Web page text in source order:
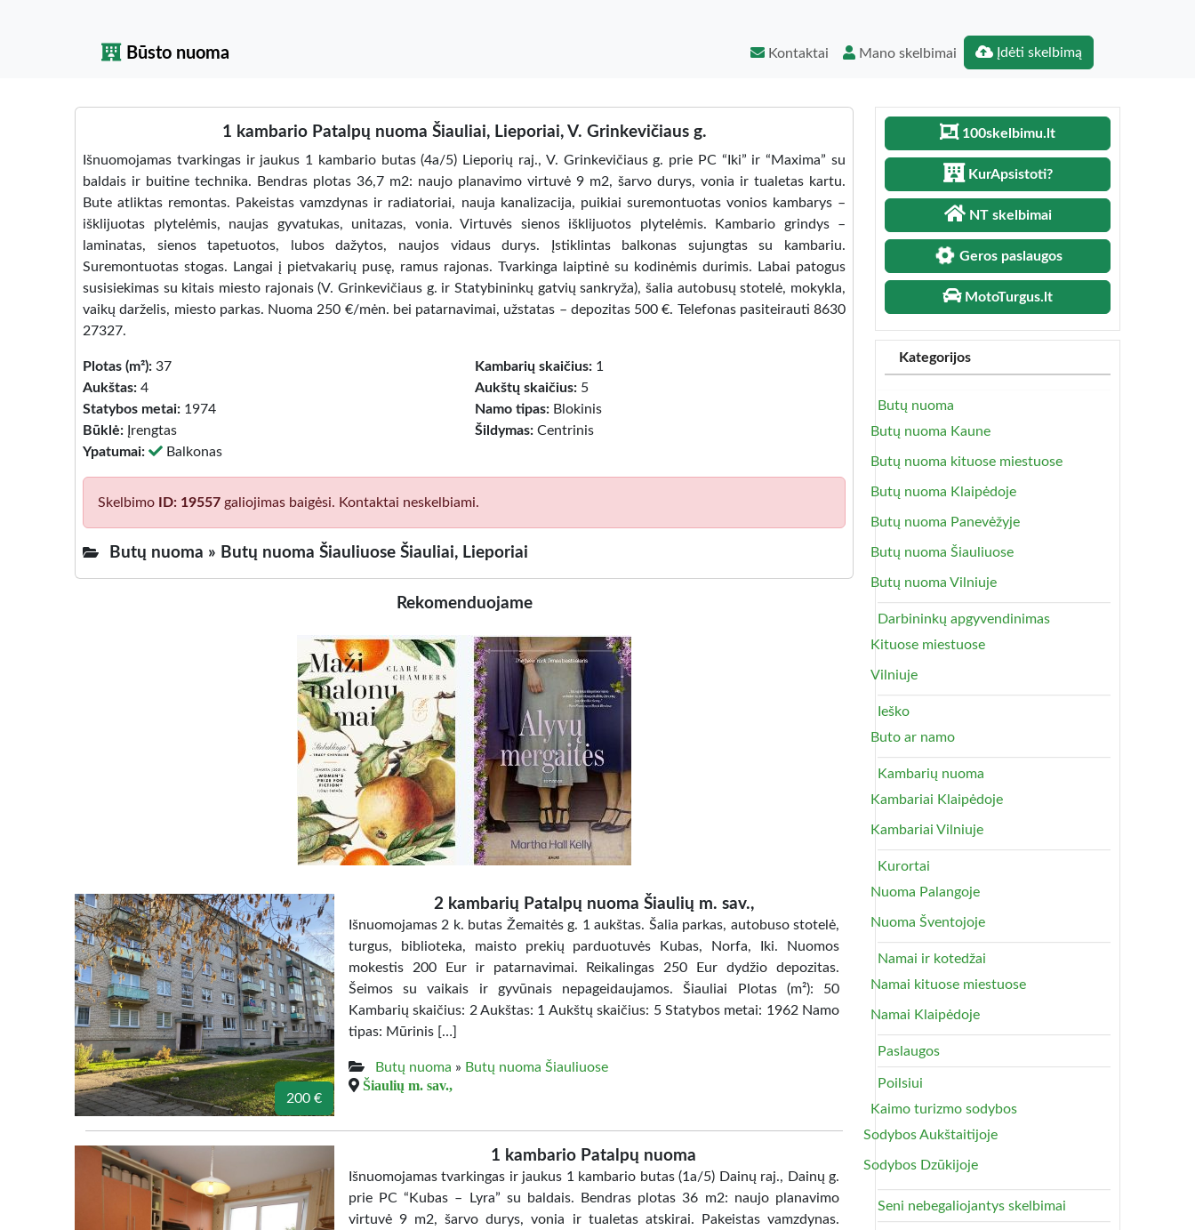
Būsto nuoma Kontaktai Mano skelbimai Įdėti skelbimą
1 kambario Patalpų nuoma Šiauliai, Lieporiai, V. Grinkevičiaus g.
Išnuomojamas tvarkingas ir jaukus 1 kambario butas (4a/5) Lieporių raj., V. Grinkevičiaus g. prie PC “Iki” ir “Maxima” su
baldais ir buitine technika. Bendras plotas 36,7 m2: naujo planavimo virtuvė 9 m2, šarvo durys, vonia ir tualetas kartu.
Bute atliktas remontas. Pakeistas vamzdynas ir radiatoriai, nauja kanalizacija, puikiai suremontuotas vonios kambarys –
išklijuotas plytelėmis, naujas gyvatukas, unitazas, vonia. Virtuvės sienos išklijuotos plytelėmis. Kambario grindys –
laminatas, sienos tapetuotos, lubos dažytos, naujos vidaus durys. Įstiklintas balkonas sujungtas su kambariu.
Suremontuotas stogas. Langai į pietvakarių pusę, ramus rajonas. Tvarkinga laiptinė su kodinėmis durimis. Labai patogus
susisiekimas su kitais miesto rajonais (V. Grinkevičiaus g. ir Statybininkų gatvių sankryža), šalia autobusų stotelė, mokykla,
vaikų darželis, miesto parkas. Nuoma 250 €/mėn. bei patarnavimai, užstatas – depozitas 500 €. Telefonas pasiteirauti 8630
27327.
Plotas (m²): 37 Kambarių skaičius: 1
Aukštas: 4 Aukštų skaičius: 5
Statybos metai: 1974 Namo tipas: Blokinis
Būklė: Įrengtas Šildymas: Centrinis
Ypatumai:
Balkonas
Skelbimo ID: 19557 galiojimas baigėsi. Kontaktai neskelbiami.
Butų nuoma » Butų nuoma Šiauliuose Šiauliai, Lieporiai
Rekomenduojame
200 €
2 kambarių Patalpų nuoma Šiaulių m. sav.,
Išnuomojamas 2 k. butas Žemaitės g. 1 aukštas. Šalia parkas, autobuso stotelė,
turgus, biblioteka, maisto prekių parduotuvės Kubas, Norfa, Iki. Nuomos
mokestis 200 Eur ir patarnavimai. Reikalingas 250 Eur dydžio depozitas.
Šeimos su vaikais ir gyvūnais nepageidaujamos. Šiauliai Plotas (m²): 50
Kambarių skaičius: 2 Aukštas: 1 Aukštų skaičius: 5 Statybos metai: 1962 Namo
tipas: Mūrinis […]
Butų nuoma » Butų nuoma Šiauliuose
Šiaulių m. sav.,
1 kambario Patalpų nuoma
Išnuomojamas tvarkingas ir jaukus 1 kambario butas (1a/5) Dainų raj., Dainų g.
prie PC “Kubas – Lyra” su baldais. Bendras plotas 36 m2: naujo planavimo
virtuvė 9 m2, šarvo durys, vonia ir tualetas atskirai. Pakeistas vamzdynas.
100skelbimu.lt
KurApsistoti?
NT skelbimai
Geros paslaugos
MotoTurgus.lt
Kategorijos
Butų nuoma
Butų nuoma Kaune
Butų nuoma kituose miestuose
Butų nuoma Klaipėdoje
Butų nuoma Panevėžyje
Butų nuoma Šiauliuose
Butų nuoma Vilniuje
Darbininkų apgyvendinimas
Kituose miestuose
Vilniuje
Ieško
Buto ar namo
Kambarių nuoma
Kambariai Klaipėdoje
Kambariai Vilniuje
Kurortai
Nuoma Palangoje
Nuoma Šventojoje
Namai ir kotedžai
Namai kituose miestuose
Namai Klaipėdoje
Paslaugos
Poilsiui
Kaimo turizmo sodybos
Sodybos Aukštaitijoje
Sodybos Dzūkijoje
Seni nebegaliojantys skelbimai